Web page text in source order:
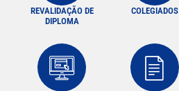
REVALIDAÇÃO DE
DIPLOMA
COLEGIADOS